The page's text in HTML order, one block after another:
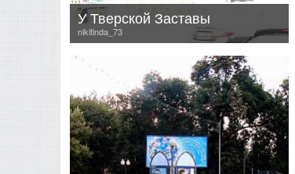
nikitinda_73
У Тверской Заставы